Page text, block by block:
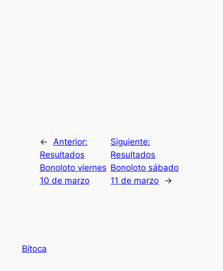
←
Anterior:
Resultados
Bonoloto viernes
10 de marzo
Siguiente:
Resultados
Bonoloto sábado
11 de marzo
→
Bitoca